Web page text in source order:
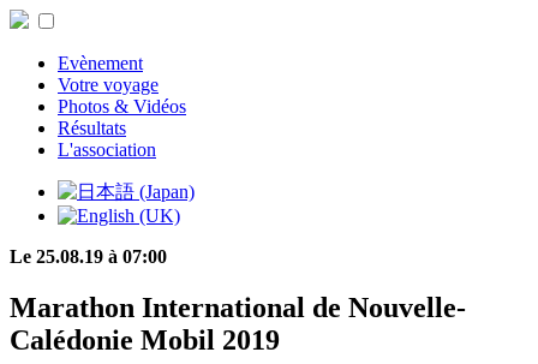
Evènement
Votre voyage
Photos & Vidéos
Résultats
L'association
Le 25.08.19 à 07:00
Marathon International de Nouvelle-
Calédonie Mobil 2019